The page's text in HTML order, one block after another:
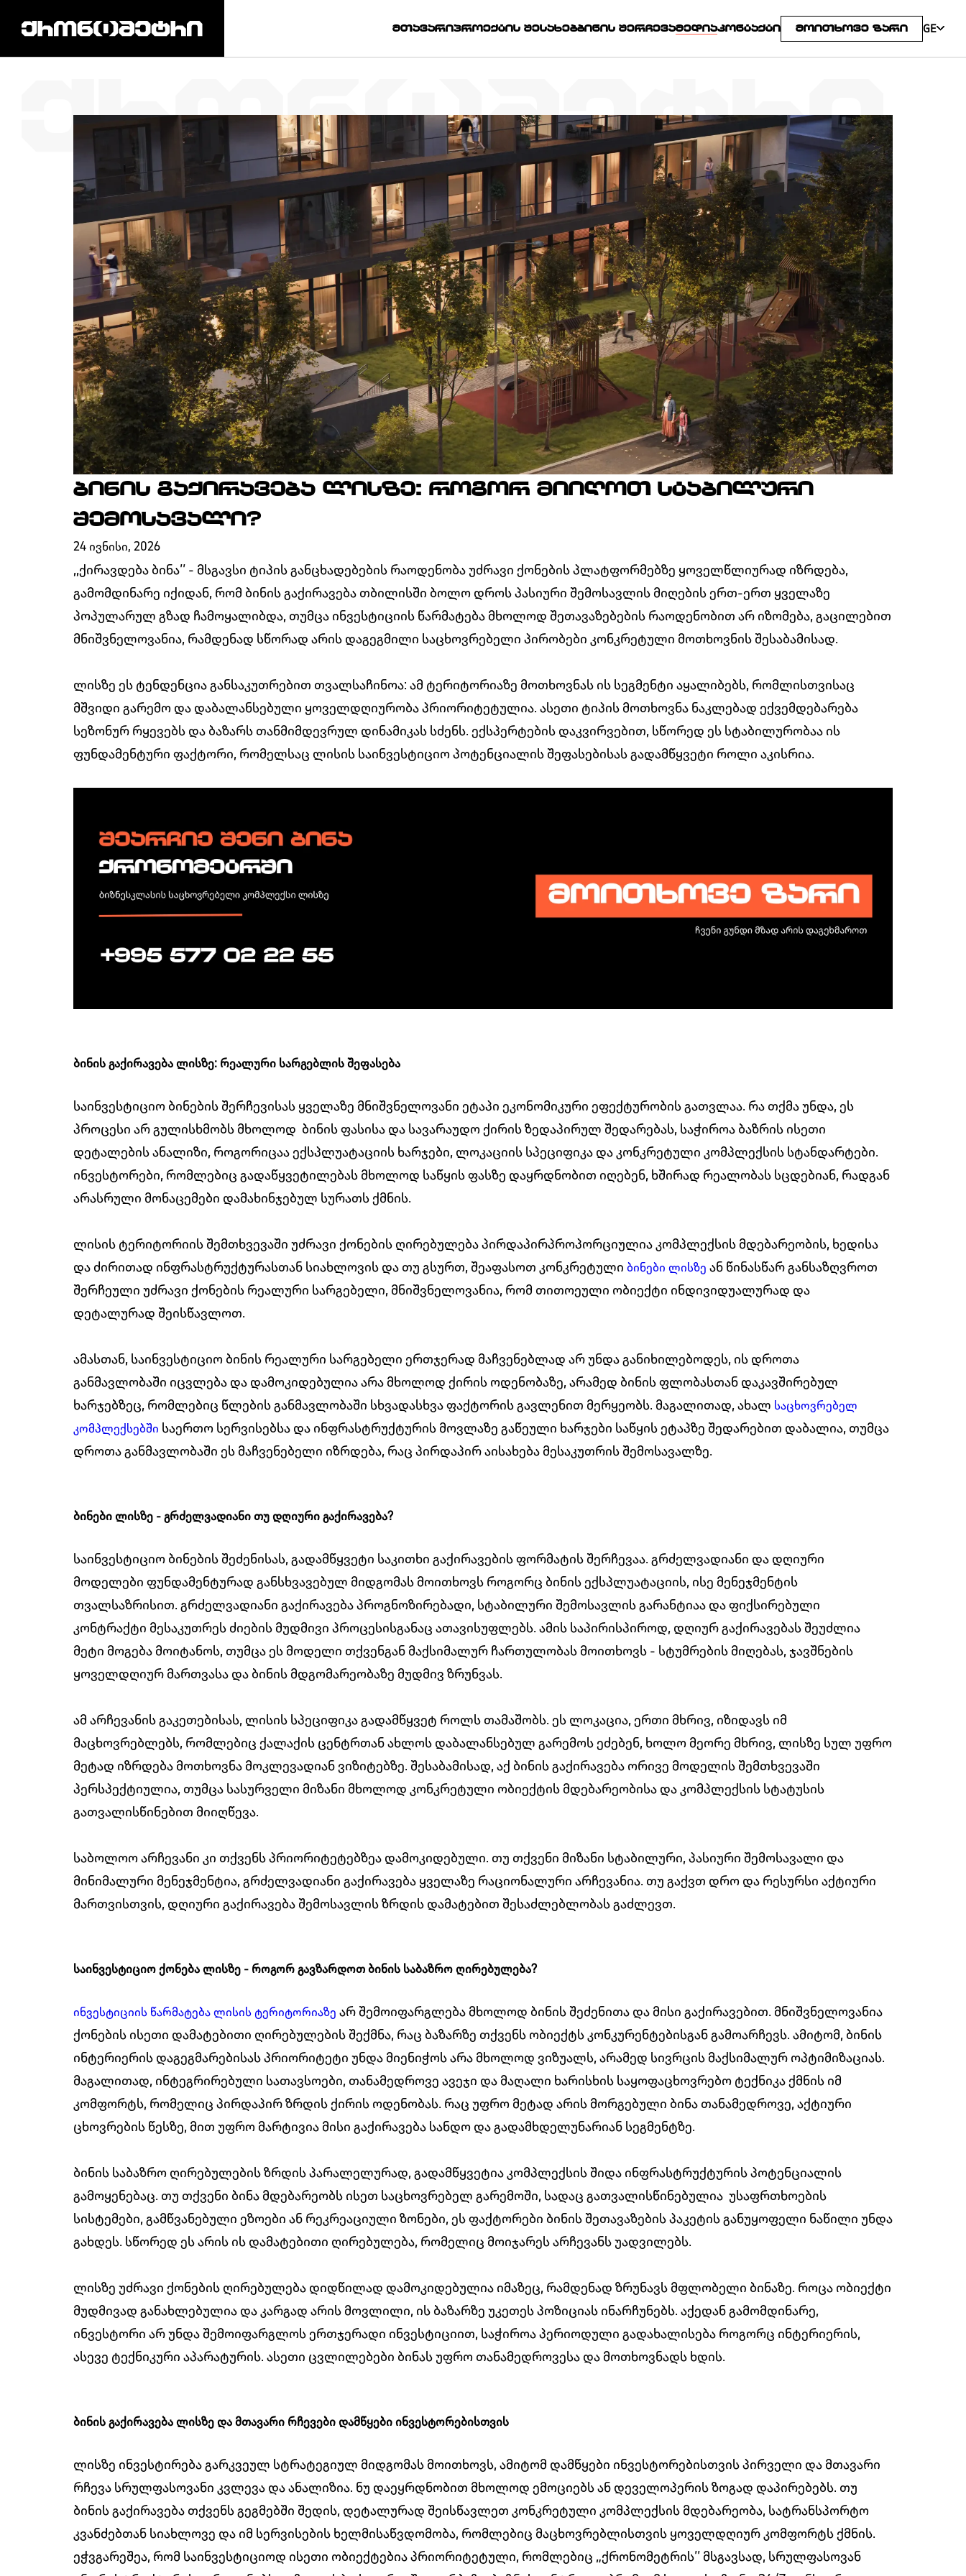
ᲛᲗᲐᲕᲐᲠᲘᲞᲠᲝᲔᲥᲢᲘᲡ ᲨᲔᲡᲐᲮᲔᲑᲑᲘᲜᲘᲡ ᲨᲔᲠᲩᲔᲕᲐᲛᲔᲓᲘᲐᲙᲝᲜᲢᲐᲥᲢᲘ ᲛᲝᲘᲗᲮᲝᲕᲔ ᲖᲐᲠᲘ GE
ᲑᲘᲜᲘᲡ ᲒᲐᲥᲘᲠᲐᲕᲔᲑᲐ ᲚᲘᲡᲖᲔ: ᲠᲝᲒᲝᲠ ᲛᲘᲘᲦᲝᲗ ᲡᲢᲐᲑᲘᲚᲣᲠᲘ
ᲨᲔᲛᲝᲡᲐᲕᲐᲚᲘ?
24 ᲘᲕᲜᲘᲡᲘ, 2026
,,ქირავდება ბინა’’ - მსგავსი ტიპის განცხადებების რაოდენობა უძრავი ქონების პლატფორმებზე ყოველწლიურად იზრდება,
გამომდინარე იქიდან, რომ ბინის გაქირავება თბილისში ბოლო დროს პასიური შემოსავლის მიღების ერთ-ერთ ყველაზე
პოპულარულ გზად ჩამოყალიბდა, თუმცა ინვესტიციის წარმატება მხოლოდ შეთავაზებების რაოდენობით არ იზომება, გაცილებით
მნიშვნელოვანია, რამდენად სწორად არის დაგეგმილი საცხოვრებელი პირობები კონკრეტული მოთხოვნის შესაბამისად.
ლისზე ეს ტენდენცია განსაკუთრებით თვალსაჩინოა: ამ ტერიტორიაზე მოთხოვნას ის სეგმენტი აყალიბებს, რომლისთვისაც
მშვიდი გარემო და დაბალანსებული ყოველდღიურობა პრიორიტეტულია. ასეთი ტიპის მოთხოვნა ნაკლებად ექვემდებარება
სეზონურ რყევებს და ბაზარს თანმიმდევრულ დინამიკას სძენს. ექსპერტების დაკვირვებით, სწორედ ეს სტაბილურობაა ის
ფუნდამენტური ფაქტორი, რომელსაც ლისის საინვესტიციო პოტენციალის შეფასებისას გადამწყვეტი როლი აკისრია.
ბინის გაქირავება ლისზე: რეალური სარგებლის შეფასება
საინვესტიციო ბინების შერჩევისას ყველაზე მნიშვნელოვანი ეტაპი ეკონომიკური ეფექტურობის გათვლაა. რა თქმა უნდა, ეს
პროცესი არ გულისხმობს მხოლოდ ბინის ფასისა და სავარაუდო ქირის ზედაპირულ შედარებას, საჭიროა ბაზრის ისეთი
დეტალების ანალიზი, როგორიცაა ექსპლუატაციის ხარჯები, ლოკაციის სპეციფიკა და კონკრეტული კომპლექსის სტანდარტები.
ინვესტორები, რომლებიც გადაწყვეტილებას მხოლოდ საწყის ფასზე დაყრდნობით იღებენ, ხშირად რეალობას სცდებიან, რადგან
არასრული მონაცემები დამახინჯებულ სურათს ქმნის.
ლისის ტერიტორიის შემთხვევაში უძრავი ქონების ღირებულება პირდაპირპროპორციულია კომპლექსის მდებარეობის, ხედისა
და ძირითად ინფრასტრუქტურასთან სიახლოვის და თუ გსურთ, შეაფასოთ კონკრეტული ბინები ლისზე ან წინასწარ განსაზღვროთ
შერჩეული უძრავი ქონების რეალური სარგებელი, მნიშვნელოვანია, რომ თითოეული ობიექტი ინდივიდუალურად და
დეტალურად შეისწავლოთ.
ამასთან, საინვესტიციო ბინის რეალური სარგებელი ერთჯერად მაჩვენებლად არ უნდა განიხილებოდეს, ის დროთა
განმავლობაში იცვლება და დამოკიდებულია არა მხოლოდ ქირის ოდენობაზე, არამედ ბინის ფლობასთან დაკავშირებულ
ხარჯებზეც, რომლებიც წლების განმავლობაში სხვადასხვა ფაქტორის გავლენით მერყეობს. მაგალითად, ახალ საცხოვრებელ
კომპლექსებში საერთო სერვისებსა და ინფრასტრუქტურის მოვლაზე გაწეული ხარჯები საწყის ეტაპზე შედარებით დაბალია, თუმცა
დროთა განმავლობაში ეს მაჩვენებელი იზრდება, რაც პირდაპირ აისახება მესაკუთრის შემოსავალზე.
ბინები ლისზე - გრძელვადიანი თუ დღიური გაქირავება?
საინვესტიციო ბინების შეძენისას, გადამწყვეტი საკითხი გაქირავების ფორმატის შერჩევაა. გრძელვადიანი და დღიური
მოდელები ფუნდამენტურად განსხვავებულ მიდგომას მოითხოვს როგორც ბინის ექსპლუატაციის, ისე მენეჯმენტის
თვალსაზრისით. გრძელვადიანი გაქირავება პროგნოზირებადი, სტაბილური შემოსავლის გარანტიაა და ფიქსირებული
კონტრაქტი მესაკუთრეს ძიების მუდმივი პროცესისგანაც ათავისუფლებს. ამის საპირისპიროდ, დღიურ გაქირავებას შეუძლია
მეტი მოგება მოიტანოს, თუმცა ეს მოდელი თქვენგან მაქსიმალურ ჩართულობას მოითხოვს - სტუმრების მიღებას, ჯავშნების
ყოველდღიურ მართვასა და ბინის მდგომარეობაზე მუდმივ ზრუნვას.
ამ არჩევანის გაკეთებისას, ლისის სპეციფიკა გადამწყვეტ როლს თამაშობს. ეს ლოკაცია, ერთი მხრივ, იზიდავს იმ
მაცხოვრებლებს, რომლებიც ქალაქის ცენტრთან ახლოს დაბალანსებულ გარემოს ეძებენ, ხოლო მეორე მხრივ, ლისზე სულ უფრო
მეტად იზრდება მოთხოვნა მოკლევადიან ვიზიტებზე. შესაბამისად, აქ ბინის გაქირავება ორივე მოდელის შემთხვევაში
პერსპექტიულია, თუმცა სასურველი მიზანი მხოლოდ კონკრეტული ობიექტის მდებარეობისა და კომპლექსის სტატუსის
გათვალისწინებით მიიღწევა.
საბოლოო არჩევანი კი თქვენს პრიორიტეტებზეა დამოკიდებული. თუ თქვენი მიზანი სტაბილური, პასიური შემოსავალი და
მინიმალური მენეჯმენტია, გრძელვადიანი გაქირავება ყველაზე რაციონალური არჩევანია. თუ გაქვთ დრო და რესურსი აქტიური
მართვისთვის, დღიური გაქირავება შემოსავლის ზრდის დამატებით შესაძლებლობას გაძლევთ.
საინვესტიციო ქონება ლისზე - როგორ გავზარდოთ ბინის საბაზრო ღირებულება?
ინვესტიციის წარმატება ლისის ტერიტორიაზე არ შემოიფარგლება მხოლოდ ბინის შეძენითა და მისი გაქირავებით. მნიშვნელოვანია
ქონების ისეთი დამატებითი ღირებულების შექმნა, რაც ბაზარზე თქვენს ობიექტს კონკურენტებისგან გამოარჩევს. ამიტომ, ბინის
ინტერიერის დაგეგმარებისას პრიორიტეტი უნდა მიენიჭოს არა მხოლოდ ვიზუალს, არამედ სივრცის მაქსიმალურ ოპტიმიზაციას.
მაგალითად, ინტეგრირებული სათავსოები, თანამედროვე ავეჯი და მაღალი ხარისხის საყოფაცხოვრებო ტექნიკა ქმნის იმ
კომფორტს, რომელიც პირდაპირ ზრდის ქირის ოდენობას. რაც უფრო მეტად არის მორგებული ბინა თანამედროვე, აქტიური
ცხოვრების წესზე, მით უფრო მარტივია მისი გაქირავება სანდო და გადამხდელუნარიან სეგმენტზე.
ბინის საბაზრო ღირებულების ზრდის პარალელურად, გადამწყვეტია კომპლექსის შიდა ინფრასტრუქტურის პოტენციალის
გამოყენებაც. თუ თქვენი ბინა მდებარეობს ისეთ საცხოვრებელ გარემოში, სადაც გათვალისწინებულია უსაფრთხოების
სისტემები, გამწვანებული ეზოები ან რეკრეაციული ზონები, ეს ფაქტორები ბინის შეთავაზების პაკეტის განუყოფელი ნაწილი უნდა
გახდეს. სწორედ ეს არის ის დამატებითი ღირებულება, რომელიც მოიჯარეს არჩევანს უადვილებს.
ლისზე უძრავი ქონების ღირებულება დიდწილად დამოკიდებულია იმაზეც, რამდენად ზრუნავს მფლობელი ბინაზე. როცა ობიექტი
მუდმივად განახლებულია და კარგად არის მოვლილი, ის ბაზარზე უკეთეს პოზიციას ინარჩუნებს. აქედან გამომდინარე,
ინვესტორი არ უნდა შემოიფარგლოს ერთჯერადი ინვესტიციით, საჭიროა პერიოდული გადახალისება როგორც ინტერიერის,
ასევე ტექნიკური აპარატურის. ასეთი ცვლილებები ბინას უფრო თანამედროვესა და მოთხოვნადს ხდის.
ბინის გაქირავება ლისზე და მთავარი რჩევები დამწყები ინვესტორებისთვის
ლისზე ინვესტირება გარკვეულ სტრატეგიულ მიდგომას მოითხოვს, ამიტომ დამწყები ინვესტორებისთვის პირველი და მთავარი
რჩევა სრულფასოვანი კვლევა და ანალიზია. ნუ დაეყრდნობით მხოლოდ ემოციებს ან დეველოპერის ზოგად დაპირებებს. თუ
ბინის გაქირავება თქვენს გეგმებში შედის, დეტალურად შეისწავლეთ კონკრეტული კომპლექსის მდებარეობა, სატრანსპორტო
კვანძებთან სიახლოვე და იმ სერვისების ხელმისაწვდომობა, რომლებიც მაცხოვრებლისთვის ყოველდღიურ კომფორტს ქმნის.
ეჭვგარეშეა, რომ საინვესტიციოდ ისეთი ობიექტებია პრიორიტეტული, რომლებიც „ქრონომეტრის’’ მსგავსად, სრულფასოვან